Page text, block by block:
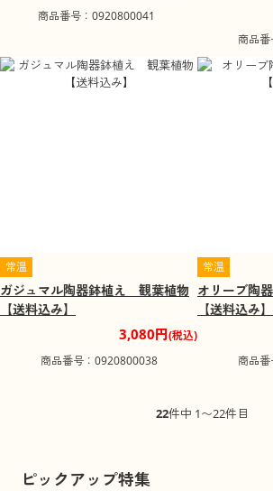
商品番号：0920800041
商品
常温
ガジュマル陶器鉢植え 観葉植物
【送料込み】
3,080円(税込)
商品番号：0920800038
常温
オリーブ陶
【送料込み】
商品
22件中 1〜22件目
ピックアップ特集